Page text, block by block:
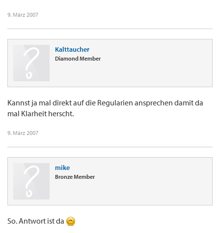
9. März 2007
Kalttaucher
Diamond Member
Kannst ja mal direkt auf die Regularien ansprechen damit da
mal Klarheit herscht.
9. März 2007
mike
Bronze Member
So. Antwort ist da